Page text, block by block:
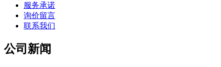
服务承诺
询价留言
联系我们
公司新闻